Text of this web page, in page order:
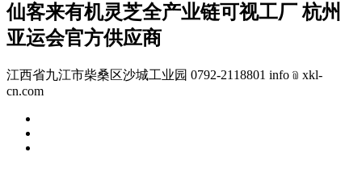
仙客来有机灵芝全产业链可视工厂 杭州
亚运会官方供应商
江西省九江市柴桑区沙城工业园 0792-2118801 info﹫xkl-
cn.com